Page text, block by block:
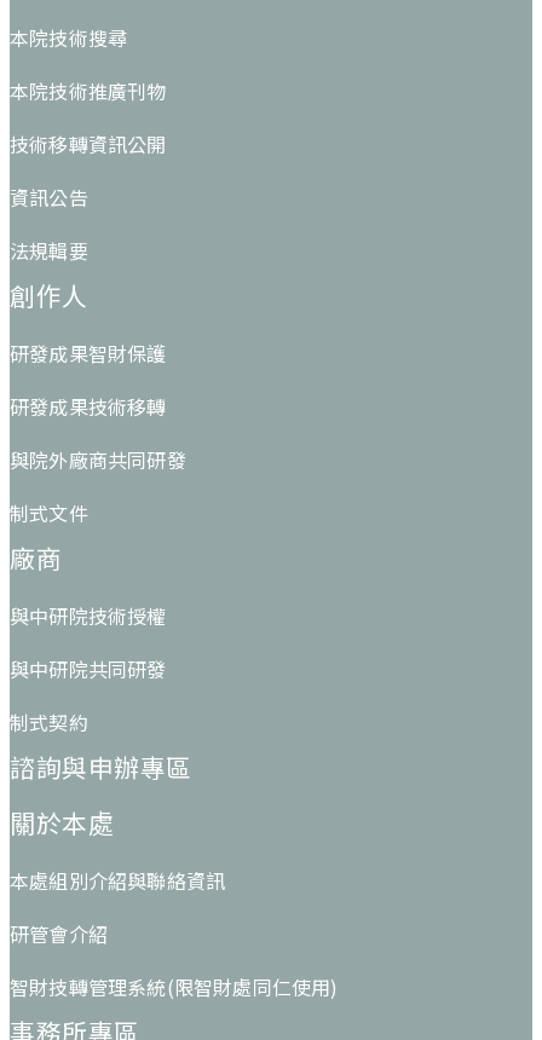
本院技術搜尋
本院技術推廣刊物
技術移轉資訊公開
資訊公告
法規輯要
創作人
研發成果智財保護
研發成果技術移轉
與院外廠商共同研發
制式文件
廠商
與中研院技術授權
與中研院共同研發
制式契約
諮詢與申辦專區
關於本處
本處組別介紹與聯絡資訊
研管會介紹
智財技轉管理系統(限智財處同仁使用)
事務所專區